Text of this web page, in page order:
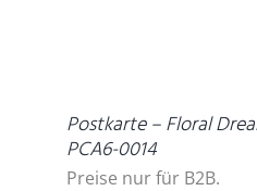
Postkarte – Floral
PCA6-0014
Preise nur für B2B.